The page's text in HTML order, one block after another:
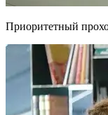
Приоритетный